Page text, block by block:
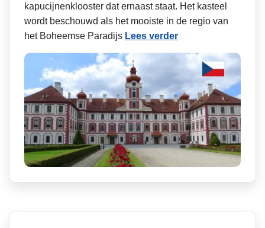
kapucijnenklooster dat ernaast staat. Het kasteel
wordt beschouwd als het mooiste in de regio van
het Boheemse Paradijs Lees verder